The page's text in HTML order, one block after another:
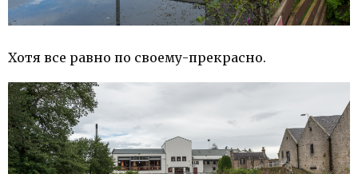
Хотя все равно по своему-прекрасно.